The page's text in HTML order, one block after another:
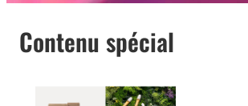
Contenu spécial